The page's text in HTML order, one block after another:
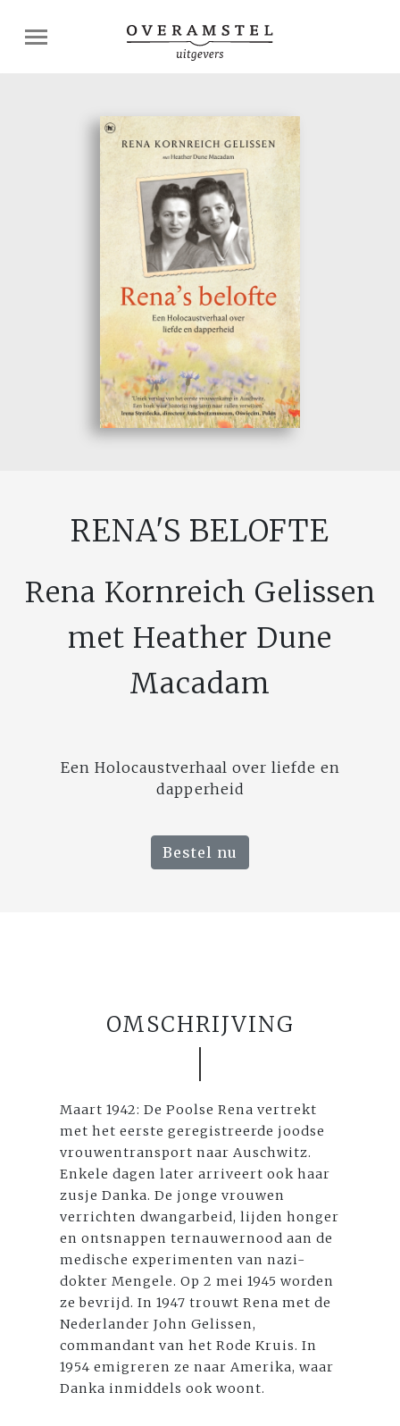
RENA'S BELOFTE
Rena Kornreich Gelissen
met Heather Dune
Macadam
Een Holocaustverhaal over liefde en
dapperheid
Bestel nu
OMSCHRIJVING
Maart 1942: De Poolse Rena vertrekt
met het eerste geregistreerde joodse
vrouwentransport naar Auschwitz.
Enkele dagen later arriveert ook haar
zusje Danka. De jonge vrouwen
verrichten dwangarbeid, lijden honger
en ontsnappen ternauwernood aan de
medische experimenten van nazi-
dokter Mengele. Op 2 mei 1945 worden
ze bevrijd. In 1947 trouwt Rena met de
Nederlander John Gelissen,
commandant van het Rode Kruis. In
1954 emigreren ze naar Amerika, waar
Danka inmiddels ook woont.